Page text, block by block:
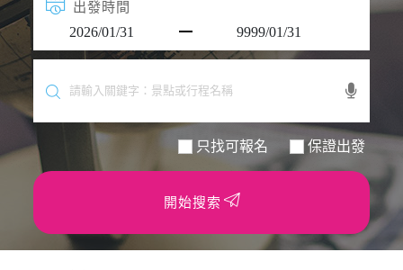
出發時間
只找可報名 保證出發
開始搜索